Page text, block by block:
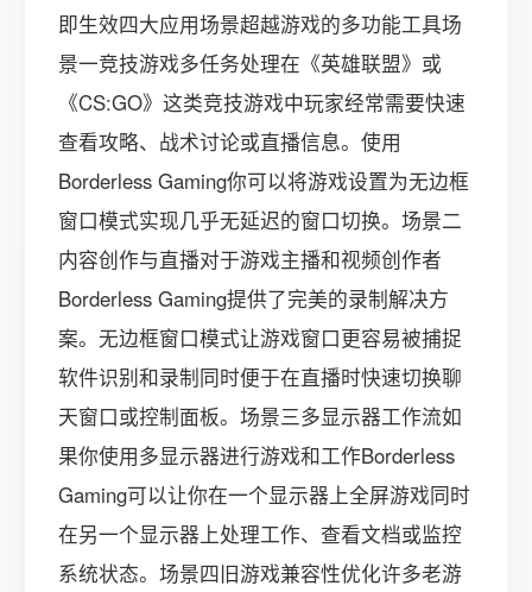
即生效四大应用场景超越游戏的多功能工具场
景一竞技游戏多任务处理在《英雄联盟》或
《CS:GO》这类竞技游戏中玩家经常需要快速
查看攻略、战术讨论或直播信息。使用
Borderless Gaming你可以将游戏设置为无边框
窗口模式实现几乎无延迟的窗口切换。场景二
内容创作与直播对于游戏主播和视频创作者
Borderless Gaming提供了完美的录制解决方
案。无边框窗口模式让游戏窗口更容易被捕捉
软件识别和录制同时便于在直播时快速切换聊
天窗口或控制面板。场景三多显示器工作流如
果你使用多显示器进行游戏和工作Borderless
Gaming可以让你在一个显示器上全屏游戏同时
在另一个显示器上处理工作、查看文档或监控
系统状态。场景四旧游戏兼容性优化许多老游